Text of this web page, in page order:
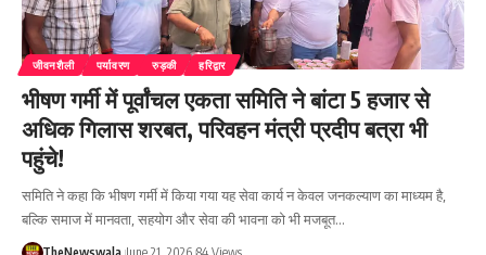
जीवनशैली पर्यावरण रुड़की हरिद्वार
भीषण गर्मी में पूर्वांचल एकता समिति ने बांटा 5 हजार से
अधिक गिलास शरबत, परिवहन मंत्री प्रदीप बत्रा भी
पहुंचे!
समिति ने कहा कि भीषण गर्मी में किया गया यह सेवा कार्य न केवल जनकल्याण का माध्यम है,
बल्कि समाज में मानवता, सहयोग और सेवा की भावना को भी मजबूत…